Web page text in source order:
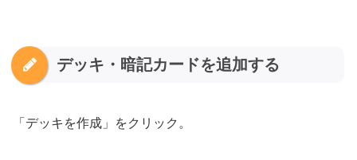
デッキ・暗記カードを追加する
「デッキを作成」をクリック。